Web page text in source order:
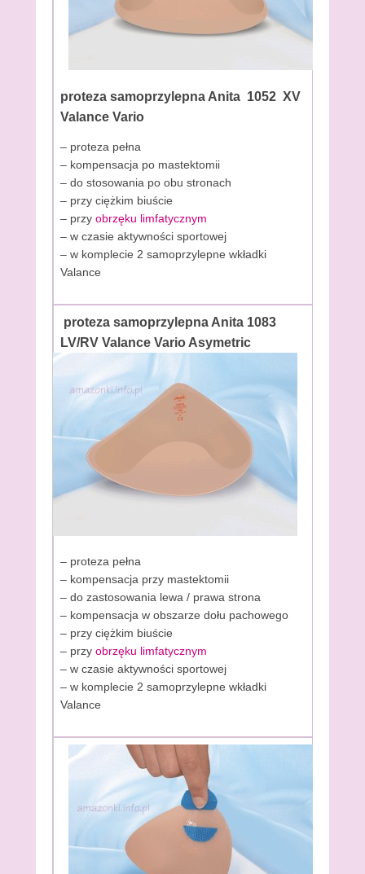
proteza samoprzylepna Anita 1052 XV
Valance Vario
– proteza pełna
– kompensacja po mastektomii
– do stosowania po obu stronach
– przy ciężkim biuście
– przy obrzęku limfatycznym
– w czasie aktywności sportowej
– w komplecie 2 samoprzylepne wkładki
Valance
proteza samoprzylepna Anita 1083
LV/RV Valance Vario Asymetric
– proteza pełna
– kompensacja przy mastektomii
– do zastosowania lewa / prawa strona
– kompensacja w obszarze dołu pachowego
– przy ciężkim biuście
– przy obrzęku limfatycznym
– w czasie aktywności sportowej
– w komplecie 2 samoprzylepne wkładki
Valance